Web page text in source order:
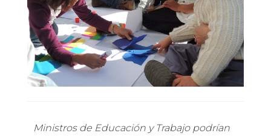
Ministros de Educación y Trabajo podrían